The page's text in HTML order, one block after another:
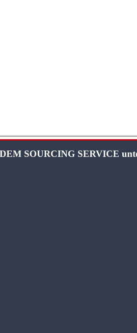
SOURCING SERVICE